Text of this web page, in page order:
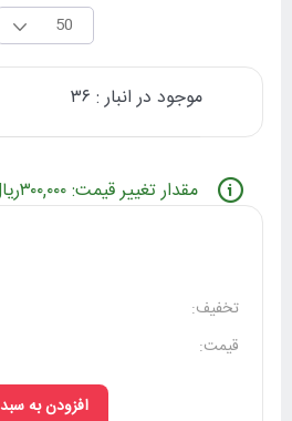
50
موجود در انبار : ۳۶
مقدار تغییر قیمت: ۳۰۰,۰۰۰ریال
تخفیف:
قیمت:
افزودن به سبد